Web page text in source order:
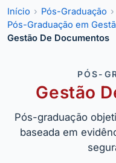
Início
Pós-Graduação
Pós-Graduação em
Gestão De Documentos
PÓS-
Gestão
Pós-graduação
baseada em